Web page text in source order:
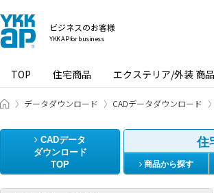
ビジネスのお客様
YKK AP for business
TOP 住宅商品 エクステリア/外装 商品
ビジネスのお客様 HOME
データダウンロード CADデータダウンロード
CADデータ
ダウンロード
TOP
住
商品から探す